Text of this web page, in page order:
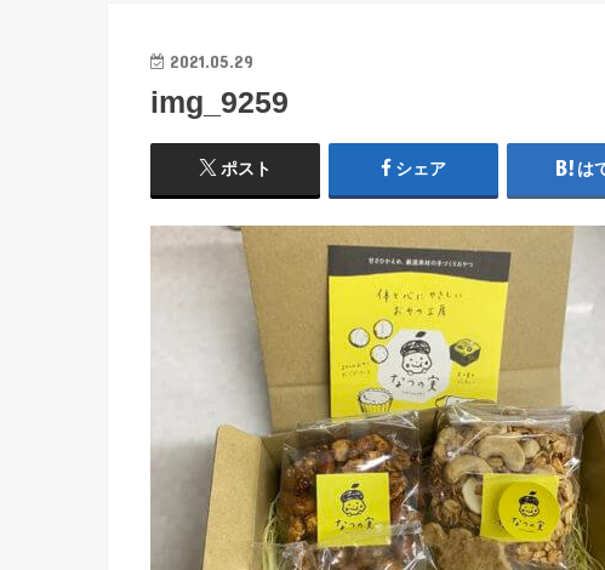
2021.05.29
img_9259
ポスト シェア は